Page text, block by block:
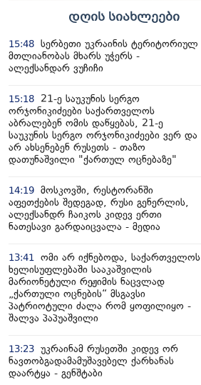
დღის სიახლეები
15:48 სერბეთი უკრაინის ტერიტორიულ
მთლიანობას მხარს უჭერს -
ალექსანდარ ვუჩიჩი
15:18
21-ე საუკუნის სერგო
ორჯონიკიძეები საქართველოს
აბრალებენ ომის დაწყებას, 21-ე
საუკუნის სერგო ორჯონიკიძეები ვერ და
არ ახსენებენ რუსეთს - თაზო
დათუნაშვილი "ქართულ ოცნებაზე"
14:19 მოსკოვში, რესტორანში
აფეთქების შედეგად, რუსი გენერლის,
ალექსანდრ ჩაიკოს კიდევ ერთი
ნათესავი გარდაიცვალა - მედია
13:41
ომი არ იქნებოდა, საქართველოს
ხელისუფლებაში სააკაშვილის
მარიონეტული რეჟიმის ნაცვლად
„ქართული ოცნების“ მსგავსი
პატრიოტული ძალა რომ ყოფილიყო -
შალვა პაპუაშვილი
13:23 უკრაინამ რუსეთში კიდევ ორ
ნავთობგადამამუშავებელ ქარხანას
დაარტყა - გენშტაბი